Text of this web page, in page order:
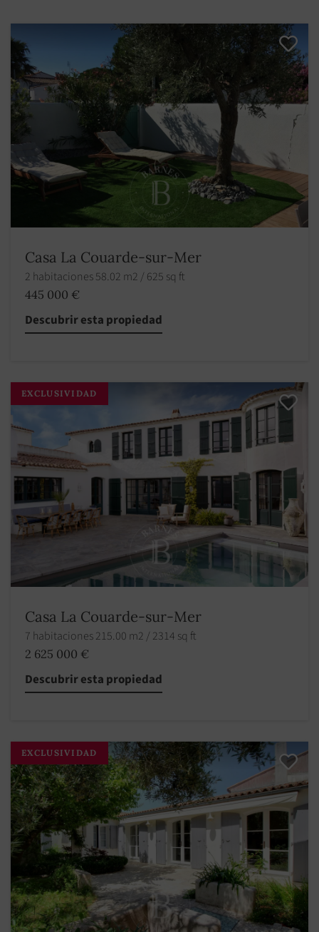
Casa La Couarde-sur-Mer
2 habitaciones 58.02 m2 / 625 sq ft
445 000 €
Descubrir esta propiedad
EXCLUSIVIDAD
Casa La Couarde-sur-Mer
7 habitaciones 215.00 m2 / 2314 sq ft
2 625 000 €
Descubrir esta propiedad
EXCLUSIVIDAD